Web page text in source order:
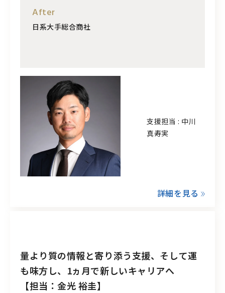
After
日系大手総合商社
支援担当 : 中川
真寿実
詳細を見る
量より質の情報と寄り添う支援、そして運
も味方し、1ヵ月で新しいキャリアへ
【担当：金光 裕圭】